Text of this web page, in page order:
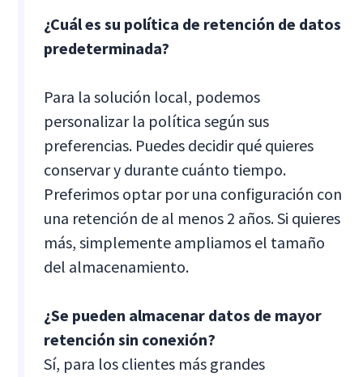
¿Cuál es su política de retención de datos
predeterminada?
Para la solución local, podemos
personalizar la política según sus
preferencias. Puedes decidir qué quieres
conservar y durante cuánto tiempo.
Preferimos optar por una configuración con
una retención de al menos 2 años. Si quieres
más, simplemente ampliamos el tamaño
del almacenamiento.
¿Se pueden almacenar datos de mayor
retención sin conexión?
Sí, para los clientes más grandes